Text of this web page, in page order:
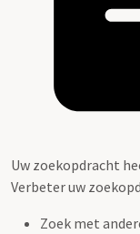
Uw zoekopdracht
Verbeter uw
Zoek met